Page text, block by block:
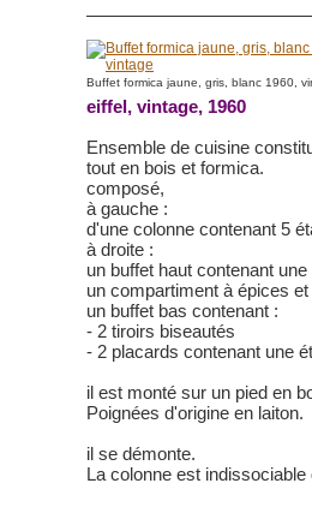
Buffet formica jaune, gris, blanc 1960,
eiffel, vintage, 1960
Ensemble de cuisine
tout en bois et formica.
composé,
à gauche :
d'une colonne contenant 5
à droite :
un buffet haut contenant
un compartiment à épices
un buffet bas contenant :
- 2 tiroirs biseautés
- 2 placards contenant une
il est monté sur un pied en
Poignées d'origine en laiton.
il se démonte.
La colonne est